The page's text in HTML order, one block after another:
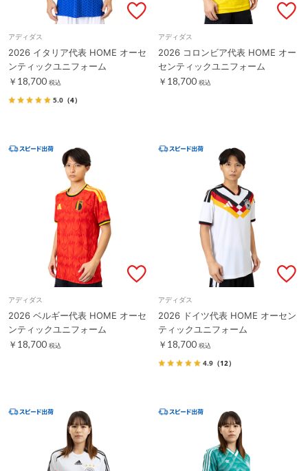
アディダス
2026 イタリア代表 HOME オーセ
ンティックユニフォーム
￥18,700 税込
5.0 （4）
アディダス
2026 コロンビア代表 HOME オー
センティックユニフォーム
￥18,700 税込
アディダス
2026 ベルギー代表 HOME オーセ
ンティックユニフォーム
￥18,700 税込
アディダス
2026 ドイツ代表 HOME オーセン
ティックユニフォーム
￥18,700 税込
4.9 （12）